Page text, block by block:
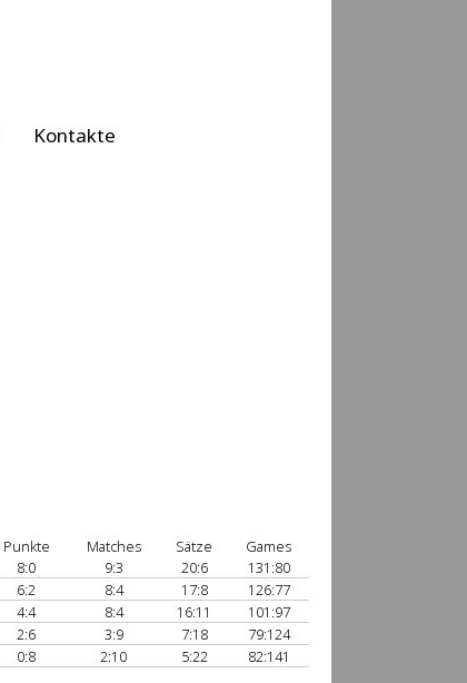
Kontakte
Punkte Matches Sätze
Games
8:0 9:3 20:6
131:80
6:2 8:4 17:8
126:77
4:4 8:4 16:11
101:97
2:6 3:9 7:18
79:124
0:8 2:10 5:22 82:141